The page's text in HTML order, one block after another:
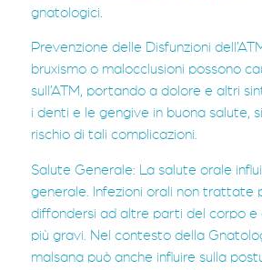
gnatologici.
Prevenzione delle Disfunzioni
bruxismo o malocclusioni possono
sull’ATM, portando a dolore e altri
i denti e le gengive in buona salute,
rischio di tali complicazioni.
Salute Generale: La salute orale
generale. Infezioni orali non trattate
diffondersi ad altre parti del corpo e
più gravi. Nel contesto della
malsana può anche influire sulla